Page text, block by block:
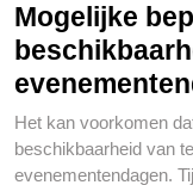
Mogelijke
Het kan voorkomen
beschikbaarheid van
evenementendagen.